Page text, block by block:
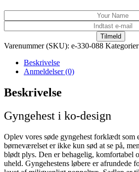
Tilmeld
Varenummer (SKU): e-330-088
Beskrivelse
Anmeldelser (0)
Beskrivelse
Gyngehest i ko-design
Oplev vores søde gyngehest forklædt som
børneværelset er ikke kun sød at se på,
blødt plys. Den er behagelig, komfortabel
uheld. Gyngehestens løbere er afrundede